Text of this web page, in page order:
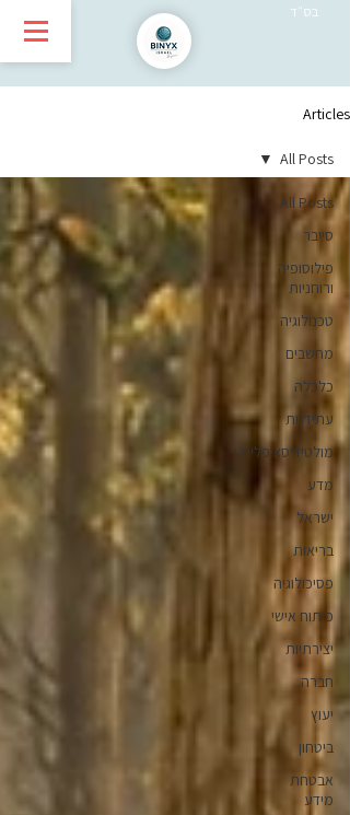
בס״ד
Articles
All Posts
סייבר
פילוסופיה
ורוחניות
טכנולוגיה
מחשבים
כלכלה
עתידנות
מולטידיסציפלינרי
מדע
ישראל
בריאות
פסיכולוגיה
פיתוח אישי
יצירתיות
חברה
יעוץ
ביטחון
אבטחת
מידע
All Posts